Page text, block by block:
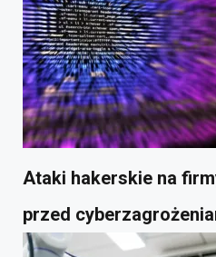
Ataki hakerskie na
przed